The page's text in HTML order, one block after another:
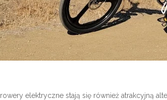
elektryczne stają się również atrakcyjną